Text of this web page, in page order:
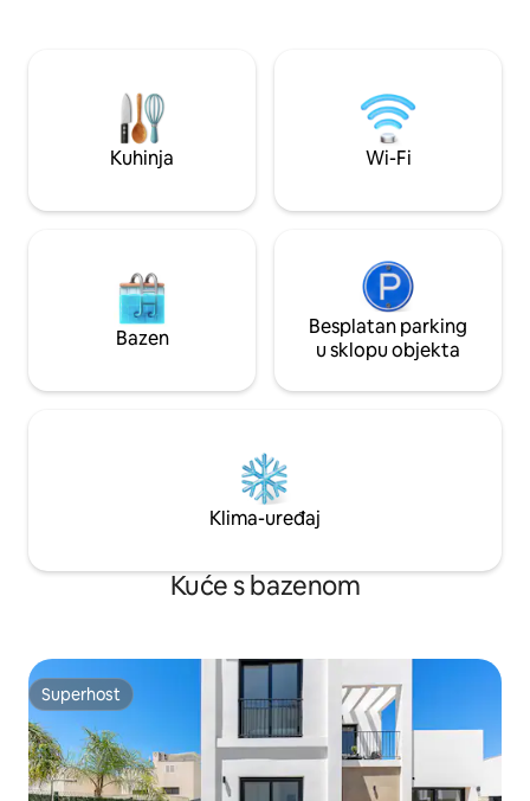
samo 35 minuta od zračne luke Alicante.
Torrevieje, sa
Rezervirajte
mediteranski
Kuhinja Wi-Fi
Bazen
Besplatan parking
u sklopu objekta
Klima-uređaj
Kuće s bazenom
Superhost
Superhost